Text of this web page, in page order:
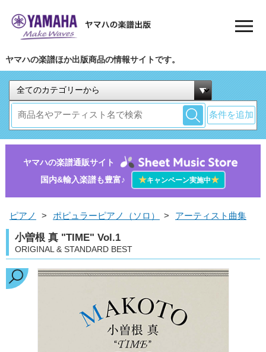
ヤマハの楽譜ほか出版商品の情報サイトです。
条件を追加
ヤマハの楽譜通販サイト
国内&輸入楽譜も豊富♪
★キャンペーン実施中★
ピアノ > ポピュラーピアノ（ソロ） > アーティスト曲集
小曽根 真 "TIME" Vol.1
ORIGINAL & STANDARD BEST